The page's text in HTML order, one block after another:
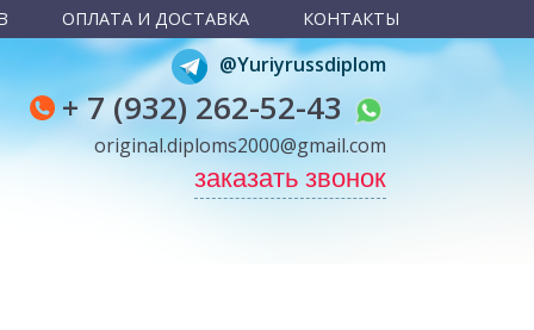
ОПЛАТА И ДОСТАВКА КОНТАКТЫ
@Yuriyrussdiplom
+ 7 (932) 262-52-43
original.diploms2000@gmail.com
заказать звонок